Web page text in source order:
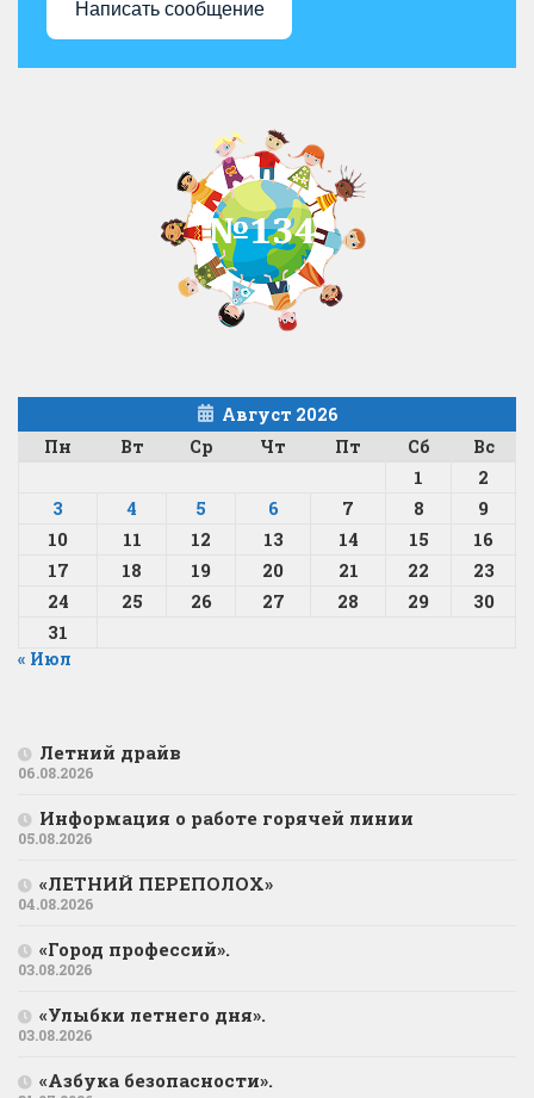
Написать сообщение
Август 2026
Пн
Вт Ср Чт Пт Сб Вс
1
2
3
4 5 6 7 8
9
10
11 12 13 14 15
16
17
18 19 20 21 22
23
24
25 26 27 28 29
30
31
« Июл
Летний драйв
06.08.2026
Информация о работе горячей линии
05.08.2026
«ЛЕТНИЙ ПЕРЕПОЛОХ»
04.08.2026
«Город профессий».
03.08.2026
«Улыбки летнего дня».
03.08.2026
«Азбука безопасности».